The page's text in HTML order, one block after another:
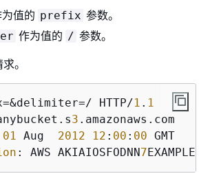
值的 prefix 参数。
作为值的 / 参数。
。
HTTP/1 . 1
3
01 Aug 2012 12 : 00 : 00
: AWS AKIAIOSFODNN7